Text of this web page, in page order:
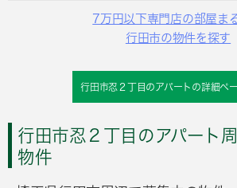
7万円以下専門店の部屋ま
行田市の物件を探す
行田市忍２丁目のアパートの詳細ペ
行田市忍２丁目のアパート
物件